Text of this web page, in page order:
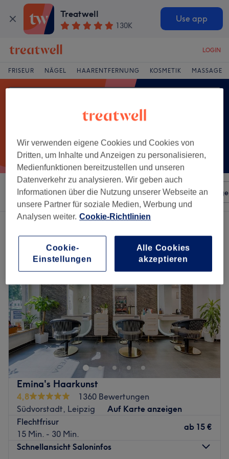
Treatwell
130K
Use app
LOGIN
FRISEUR NÄGEL HAARENTFERNUNG KOSMETIK MASSAGE
Sortieren nach Beliebiger Preis Salons
Ein Salon, der anbietet:
Emina's Haarkunst
4,8
1360 Bewertungen
Südvorstadt, Leipzig
Auf Karte anzeigen
Flechtfrisur
15 Min. - 30 Min.
ab 15 €
Schnellansicht Saloninfos
Wir verwenden eigene Cookies und Cookies von
Dritten, um Inhalte und Anzeigen zu personalisieren,
Medienfunktionen bereitzustellen und unseren
Datenverkehr zu analysieren. Wir geben auch
Informationen über die Nutzung unserer Webseite an
unsere Partner für soziale Medien, Werbung und
Analysen weiter. Cookie-Richtlinien
Cookie-
Einstellungen
Alle Cookies
akzeptieren